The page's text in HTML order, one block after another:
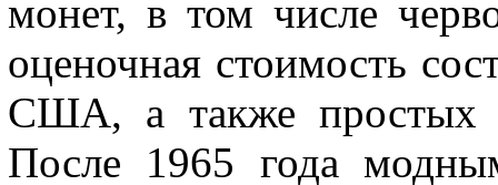
монет, в том числе
оценочная стоимость
США, а также простых
После 1965 года